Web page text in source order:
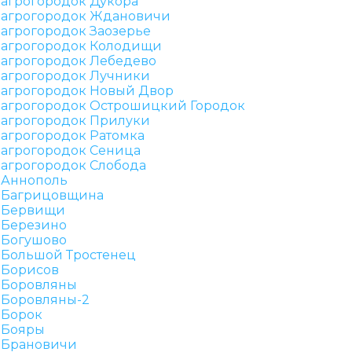
агрогородок Ждановичи
агрогородок Заозерье
агрогородок Колодищи
агрогородок Лебедево
агрогородок Лучники
агрогородок Новый Двор
агрогородок Острошицкий Городок
агрогородок Прилуки
агрогородок Ратомка
агрогородок Сеница
агрогородок Слобода
Аннополь
Багрицовщина
Бервищи
Березино
Богушово
Большой Тростенец
Борисов
Боровляны
Боровляны-2
Борок
Бояры
Брановичи